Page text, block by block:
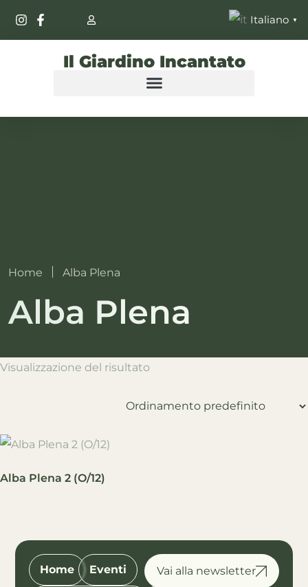
Italiano ▼
Il Giardino Incantato
Home Alba Plena
Alba Plena
Visualizzazione del risultato
Alba Plena 2 (O/12)
Home Eventi